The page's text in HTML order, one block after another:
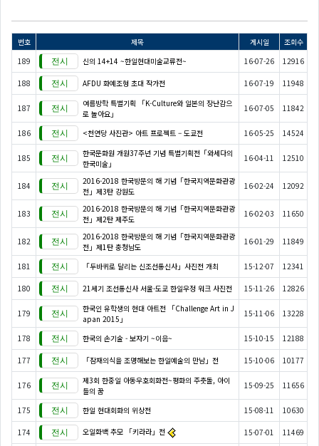
번호 제목 게시일
조회수
189
신의 14+14 ~한일현대미술교류전~ 16-07-26 12916
188 AFDU 화예조형 초대 작가전 16-07-19 11948
187
여름방학 특별기획 「K-Culture와 일본의 장난감으
로 놀아요」
16-07-05 11842
186 <천연당 사진관> 아트 프로젝트 – 도쿄전 16-05-25 14524
185
한국문화원 개원37주년 기념 특별기획전「와세다의
한국미술」
16-04-11 12510
184
2016-2018 한국방문의 해 기념「한국지역문화관광
전」제3탄 강원도
16-02-24 12092
183
2016-2018 한국방문의 해 기념「한국지역문화관광
전」제2탄 제주도
16-02-03 11650
182
2016-2018 한국방문의 해 기념「한국지역문화관광
전」제1탄 충청남도
16-01-29 11849
181 「두바퀴로 달리는 신조선통신사」사진전 개최 15-12-07 12341
180 21세기 조선통신사 서울-도쿄 한일우정 워크 사진전 15-11-26 12826
179
한국인 유학생의 현대 아트전 「Challenge Art in J
apan 2015」
15-11-06 13228
178 한국의 손기술 - 보자기 ~이음~ 15-10-15 12188
177 「잠재의식을 조명해보는 한일예술의 만남」전 15-10-06 10177
176
제3회 한중일 아동우호회화전~평화의 주춧돌, 아이
들의 꿈
15-09-25 11656
175 한일 현대회화의 위상전 15-08-11 10630
174 오일화백 추모 「키라라」전 15-07-01 11469